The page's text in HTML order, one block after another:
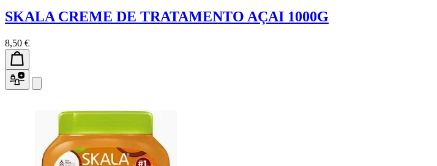
SKALA CREME DE TRATAMENTO AÇAI 1000G
8,50 €